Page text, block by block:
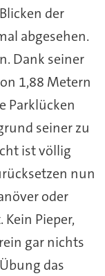
der
abgesehen.
Dank seiner
1,88 Metern
Parklücken
seiner zu
ist völlig
nun
oder
Pieper,
gar nichts
das